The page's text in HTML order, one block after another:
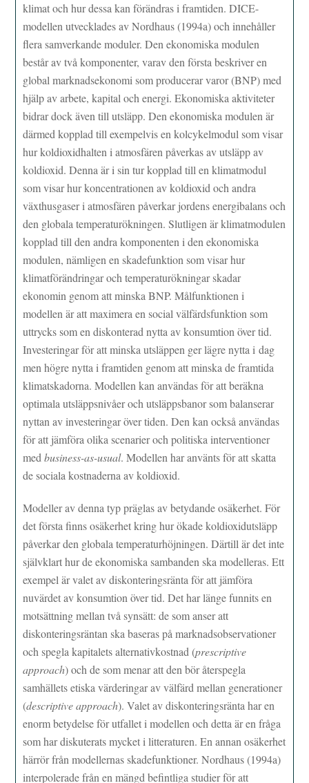
klimat och hur dessa kan förändras i framtiden. DICE-
modellen utvecklades av Nordhaus (1994a) och innehåller
flera samverkande moduler. Den ekonomiska modulen
består av två komponenter, varav den första beskriver en
global marknadsekonomi som producerar varor (BNP) med
hjälp av arbete, kapital och energi. Ekonomiska aktiviteter
bidrar dock även till utsläpp. Den ekonomiska modulen är
därmed kopplad till exempelvis en kolcykelmodul som visar
hur koldioxidhalten i atmosfären påverkas av utsläpp av
koldioxid. Denna är i sin tur kopplad till en klimatmodul
som visar hur koncentrationen av koldioxid och andra
växthusgaser i atmosfären påverkar jordens energibalans och
den globala temperaturökningen. Slutligen är klimatmodulen
kopplad till den andra komponenten i den ekonomiska
modulen, nämligen en skadefunktion som visar hur
klimatförändringar och temperaturökningar skadar
ekonomin genom att minska BNP. Målfunktionen i
modellen är att maximera en social välfärdsfunktion som
uttrycks som en diskonterad nytta av konsumtion över tid.
Investeringar för att minska utsläppen ger lägre nytta i dag
men högre nytta i framtiden genom att minska de framtida
klimatskadorna. Modellen kan användas för att beräkna
optimala utsläppsnivåer och utsläppsbanor som balanserar
nyttan av investeringar över tiden. Den kan också användas
för att jämföra olika scenarier och politiska interventioner
medbusiness-as-usual. Modellen har använts för att skatta
de sociala kostnaderna av koldioxid.
Modeller av denna typ präglas av betydande osäkerhet. För
det första finns osäkerhet kring hur ökade koldioxidutsläpp
påverkar den globala temperaturhöjningen. Därtill är det inte
självklart hur de ekonomiska sambanden ska modelleras. Ett
exempel är valet av diskonteringsränta för att jämföra
nuvärdet av konsumtion över tid. Det har länge funnits en
motsättning mellan två synsätt: de som anser att
diskonteringsräntan ska baseras på marknadsobservationer
och spegla kapitalets alternativkostnad (prescriptive
approach) och de som menar att den bör återspegla
samhällets etiska värderingar av välfärd mellan generationer
(descriptive approach). Valet av diskonteringsränta har en
enorm betydelse för utfallet i modellen och detta är en fråga
som har diskuterats mycket i litteraturen. En annan osäkerhet
härrör från modellernas skadefunktioner. Nordhaus (1994a)
interpolerade från en mängd befintliga studier för att